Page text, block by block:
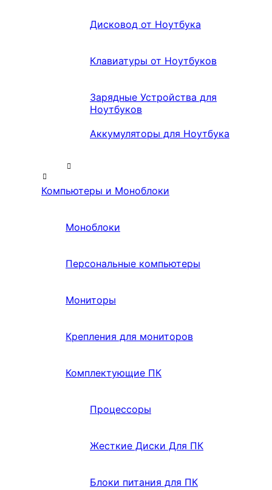
Дисковод от Ноутбука
Клавиатуры от Ноутбуков
Зарядные Устройства для
Ноутбуков
Аккумуляторы для Ноутбука
Компьютеры и Моноблоки
Моноблоки
Персональные компьютеры
Мониторы
Крепления для мониторов
Комплектующие ПК
Процессоры
Жесткие Диски Для ПК
Блоки питания для ПК